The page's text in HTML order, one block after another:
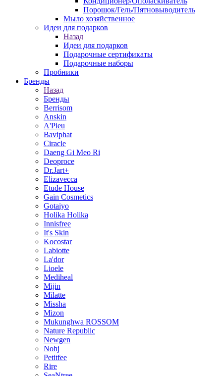
Порошок/Гель/Пятновыводитель
Мыло хозяйственное
Идеи для подарков
Назад
Идеи для подарков
Подарочные сертификаты
Подарочные наборы
Пробники
Бренды
Назад
Бренды
Berrisom
Anskin
A'Pieu
Baviphat
Ciracle
Daeng Gi Meo Ri
Deoproce
Dr.Jart+
Elizavecca
Etude House
Gain Cosmetics
Gotaiyo
Holika Holika
Innisfree
It's Skin
Kocostar
Labiotte
La'dor
Lioele
Mediheal
Mijin
Milatte
Missha
Mizon
Mukunghwa ROSSOM
Nature Republic
Newgen
Nohj
Petitfee
Rire